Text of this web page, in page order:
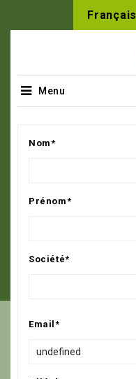
Français
Menu
Nom*
Prénom*
Société*
Email*